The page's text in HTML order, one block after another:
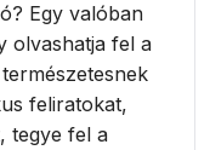
Egy valóban
olvashatja fel a
feliratokat,
tegye fel a